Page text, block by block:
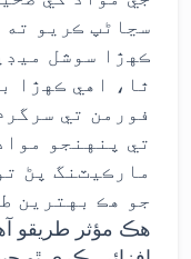
سڃاڻپ ڪريو
ڪهڙا سوشل
ٿا، اهي ڪهڙا
فورمن تي
تي پنهنجو
مارڪيٽنگ پڻ
جو هڪ بهترين
هڪ مؤثر طريقو